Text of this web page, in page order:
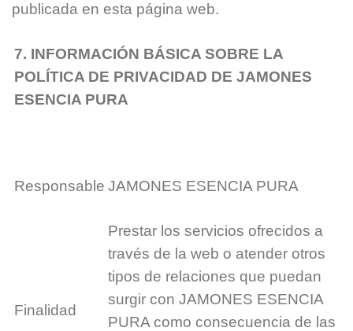
publicada en esta página web.
7. INFORMACIÓN BÁSICA SOBRE LA
POLÍTICA DE PRIVACIDAD DE JAMONES
ESENCIA PURA
Responsable JAMONES ESENCIA PURA
Finalidad
Prestar los servicios ofrecidos a
través de la web o atender otros
tipos de relaciones que puedan
surgir con JAMONES ESENCIA
PURA como consecuencia de las